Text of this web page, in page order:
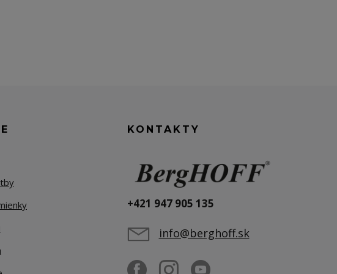
KONTAKTY
+421 947 905 135
info@berghoff.sk